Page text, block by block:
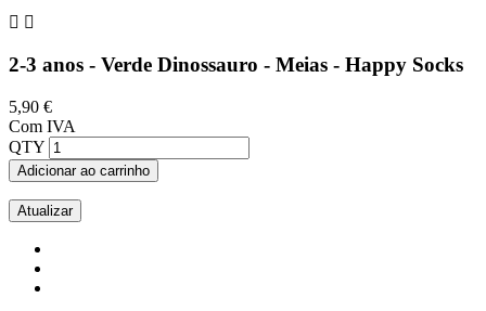
 
2-3 anos - Verde Dinossauro - Meias - Happy Socks
5,90 €
Com IVA
QTY
Adicionar ao carrinho